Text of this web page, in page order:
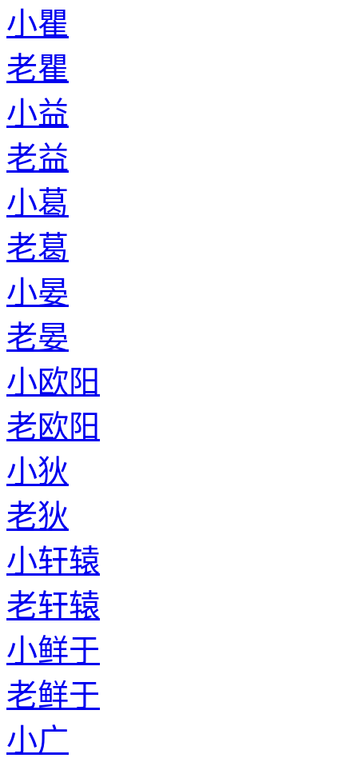
小瞿
老瞿
小益
老益
小葛
老葛
小晏
老晏
小欧阳
老欧阳
小狄
老狄
小轩辕
老轩辕
小鲜于
老鲜于
小广